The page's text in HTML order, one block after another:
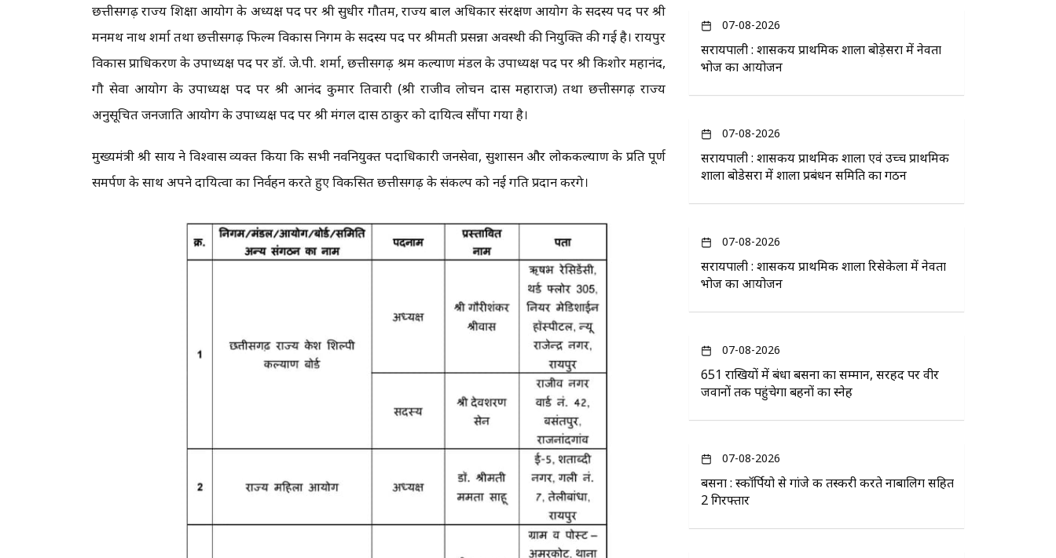
छत्तीसगढ़ राज्य शिक्षा आयोग के अध्यक्ष पद पर श्री सुधीर गौतम, राज्य बाल अधिकार संरक्षण आयोग के सदस्य पद पर श्री
मनमथ नाथ शर्मा तथा छत्तीसगढ़ फिल्म विकास निगम के सदस्य पद पर श्रीमती प्रसन्ना अवस्थी की नियुक्ति की गई है। रायपुर
विकास प्राधिकरण के उपाध्यक्ष पद पर डॉ. जे.पी. शर्मा, छत्तीसगढ़ श्रम कल्याण मंडल के उपाध्यक्ष पद पर श्री किशोर महानंद,
गौ सेवा आयोग के उपाध्यक्ष पद पर श्री आनंद कुमार तिवारी (श्री राजीव लोचन दास महाराज) तथा छत्तीसगढ़ राज्य
अनुसूचित जनजाति आयोग के उपाध्यक्ष पद पर श्री मंगल दास ठाकुर को दायित्व सौंपा गया है।
मुख्यमंत्री श्री साय ने विश्वास व्यक्त किया कि सभी नवनियुक्त पदाधिकारी जनसेवा, सुशासन और लोककल्याण के प्रति पूर्ण
समर्पण के साथ अपने दायित्वों का निर्वहन करते हुए विकसित छत्तीसगढ़ के संकल्प को नई गति प्रदान करेंगे।
07-08-2026
सरायपाली : शासकीय प्राथमिक शाला बोड़ेसरा में नेवता
भोज का आयोजन
07-08-2026
सरायपाली : शासकीय प्राथमिक शाला एवं उच्च प्राथमिक
शाला बोडेसरा में शाला प्रबंधन समिति का गठन
07-08-2026
सरायपाली : शासकीय प्राथमिक शाला रिसेकेला में नेवता
भोज का आयोजन
07-08-2026
651 राखियों में बंधा बसना का सम्मान, सरहद पर वीर
जवानों तक पहुंचेगा बहनों का स्नेह
07-08-2026
बसना : स्कॉर्पियो से गांजे की तस्करी करते नाबालिग सहित
2 गिरफ्तार